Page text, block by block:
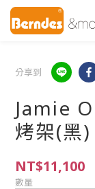
分享到
Jamie
烤架(黑)
NT$11,100
數量